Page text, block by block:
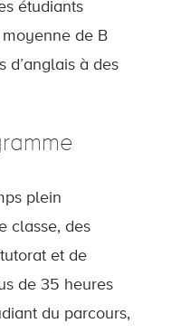
étudiants
de B
d’anglais à des
plein
classe, des
et de
de 35 heures
du parcours,